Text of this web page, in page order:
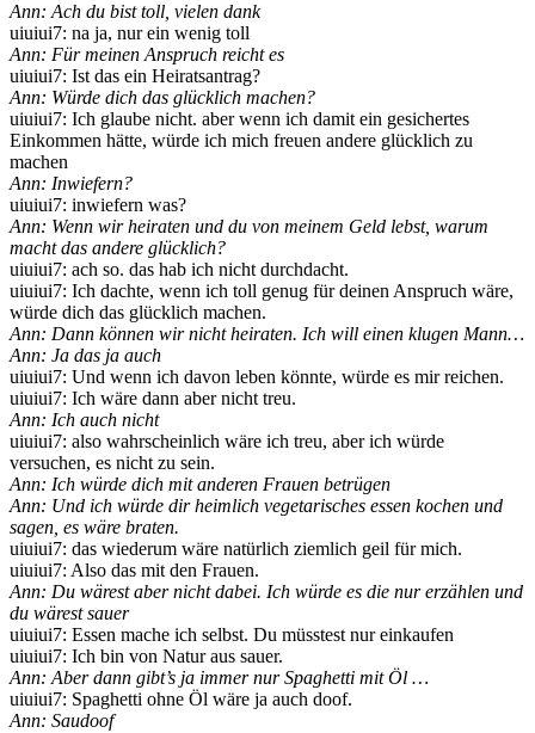
Ann: Ach du bist toll, vielen dank
uiuiui7: na ja, nur ein wenig toll
Ann: Für meinen Anspruch reicht es
uiuiui7: Ist das ein Heiratsantrag?
Ann: Würde dich das glücklich machen?
uiuiui7: Ich glaube nicht. aber wenn ich damit ein gesichertes
Einkommen hätte, würde ich mich freuen andere glücklich zu
machen
Ann: Inwiefern?
uiuiui7: inwiefern was?
Ann: Wenn wir heiraten und du von meinem Geld lebst, warum
macht das andere glücklich?
uiuiui7: ach so. das hab ich nicht durchdacht.
uiuiui7: Ich dachte, wenn ich toll genug für deinen Anspruch wäre,
würde dich das glücklich machen.
Ann: Dann können wir nicht heiraten. Ich will einen klugen Mann…
Ann: Ja das ja auch
uiuiui7: Und wenn ich davon leben könnte, würde es mir reichen.
uiuiui7: Ich wäre dann aber nicht treu.
Ann: Ich auch nicht
uiuiui7: also wahrscheinlich wäre ich treu, aber ich würde
versuchen, es nicht zu sein.
Ann: Ich würde dich mit anderen Frauen betrügen
Ann: Und ich würde dir heimlich vegetarisches essen kochen und
sagen, es wäre braten.
uiuiui7: das wiederum wäre natürlich ziemlich geil für mich.
uiuiui7: Also das mit den Frauen.
Ann: Du wärest aber nicht dabei. Ich würde es die nur erzählen und
du wärest sauer
uiuiui7: Essen mache ich selbst. Du müsstest nur einkaufen
uiuiui7: Ich bin von Natur aus sauer.
Ann: Aber dann gibt’s ja immer nur Spaghetti mit Öl …
uiuiui7: Spaghetti ohne Öl wäre ja auch doof.
Ann: Saudoof